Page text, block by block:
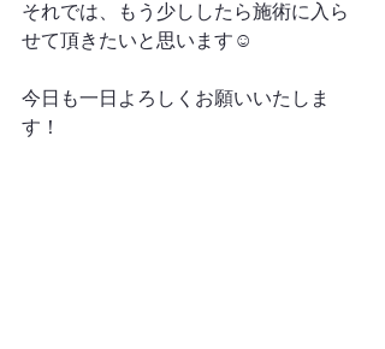
それでは、もう少ししたら施術に入ら
せて頂きたいと思います☺️
今日も一日よろしくお願いいたしま
す！